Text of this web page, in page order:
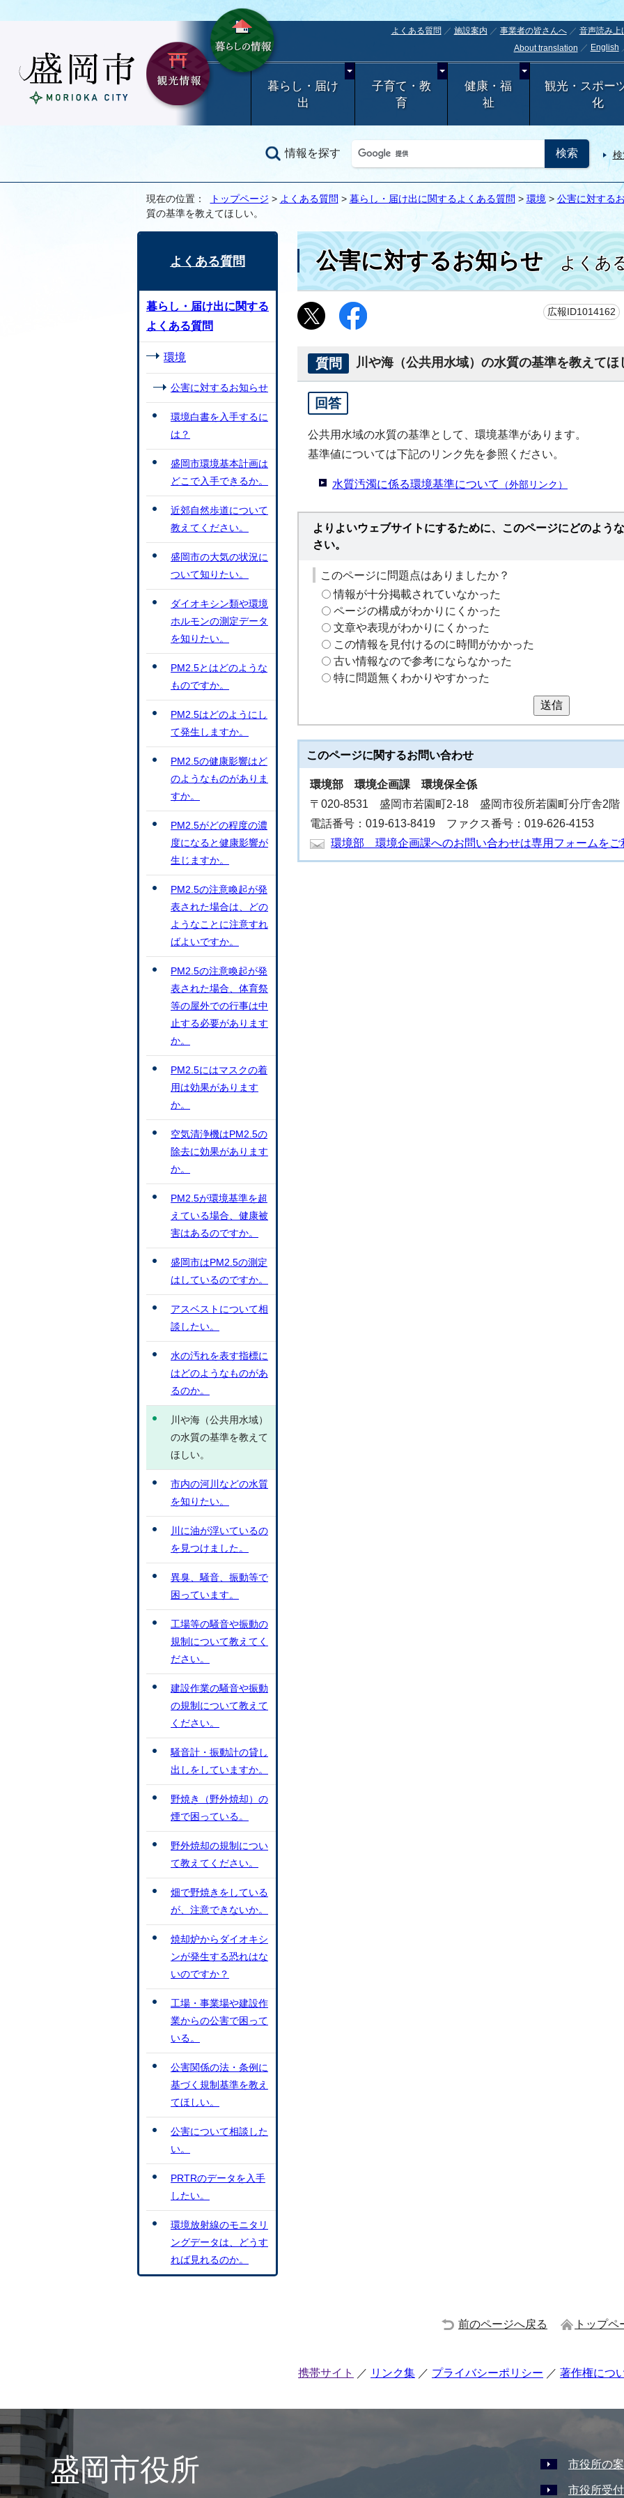
よくある質問 施設案内 事業者の皆さんへ 音声読み上
About translation
English
暮らし・届け
出
子育て・教
育
健康・福
祉
観光・スポー
化
情報を探す
現在の位置： トップページ > よくある質問 > 暮らし・届け出に関するよくある質問 > 環境 > 公害に対する
質の基準を教えてほしい。
公害に対するお知らせ よくあ
広報ID1014162
質問 川や海（公共用水域）の水質の基準を教えてほ
回答
公共用水域の水質の基準として、環境基準があります。
基準値については下記のリンク先を参照ください。
水質汚濁に係る環境基準について （外部リンク）
よりよいウェブサイトにするために、このページにどのよう
さい。
このページに問題点はありましたか？
情報が十分掲載されていなかった
ページの構成がわかりにくかった
文章や表現がわかりにくかった
この情報を見付けるのに時間がかかった
古い情報なので参考にならなかった
特に問題無くわかりやすかった
送信
このページに関するお問い合わせ
環境部 環境企画課 環境保全係
〒020-8531 盛岡市若園町2-18 盛岡市役所若園町分庁舎2階
電話番号：019-613-8419 ファクス番号：019-626-4153
環境部 環境企画課へのお問い合わせは専用フォームをご
よくある質問
暮らし・届け出に関する
よくある質問
環境
公害に対するお知らせ
環境白書を入手するに
は？
盛岡市環境基本計画は
どこで入手できるか。
近郊自然歩道について
教えてください。
盛岡市の大気の状況に
ついて知りたい。
ダイオキシン類や環境
ホルモンの測定データ
を知りたい。
PM2.5とはどのような
ものですか。
PM2.5はどのようにし
て発生しますか。
PM2.5の健康影響はど
のようなものがありま
すか。
PM2.5がどの程度の濃
度になると健康影響が
生じますか。
PM2.5の注意喚起が発
表された場合は、どの
ようなことに注意すれ
ばよいですか。
PM2.5の注意喚起が発
表された場合、体育祭
等の屋外での行事は中
止する必要があります
か。
PM2.5にはマスクの着
用は効果があります
か。
空気清浄機はPM2.5の
除去に効果があります
か。
PM2.5が環境基準を超
えている場合、健康被
害はあるのですか。
盛岡市はPM2.5の測定
はしているのですか。
アスベストについて相
談したい。
水の汚れを表す指標に
はどのようなものがあ
るのか。
川や海（公共用水域）
の水質の基準を教えて
ほしい。
市内の河川などの水質
を知りたい。
川に油が浮いているの
を見つけました。
異臭、騒音、振動等で
困っています。
工場等の騒音や振動の
規制について教えてく
ださい。
建設作業の騒音や振動
の規制について教えて
ください。
騒音計・振動計の貸し
出しをしていますか。
野焼き（野外焼却）の
煙で困っている。
野外焼却の規制につい
て教えてください。
畑で野焼きをしている
が、注意できないか。
焼却炉からダイオキシ
ンが発生する恐れはな
いのですか？
工場・事業場や建設作
業からの公害で困って
いる。
公害関係の法・条例に
基づく規制基準を教え
てほしい。
公害について相談した
い。
PRTRのデータを入手
したい。
環境放射線のモニタリ
ングデータは、どうす
れば見れるのか。
前のページへ戻る トップペ
携帯サイト リンク集 プライバシーポリシー 著作権につ
盛岡市役所 市役所の
市役所受